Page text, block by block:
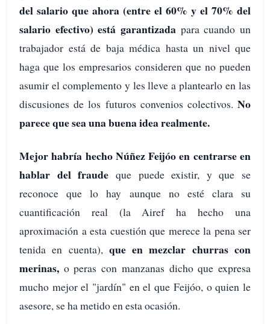
del salario que ahora (entre el 60% y el 70% del
salario efectivo) está garantizada para cuando un
trabajador está de baja médica hasta un nivel que
haga que los empresarios consideren que no pueden
asumir el complemento y les lleve a plantearlo en las
discusiones de los futuros convenios colectivos. No
parece que sea una buena idea realmente.
Mejor habría hecho Núñez Feijóo en centrarse en
hablar del fraude que puede existir, y que se
reconoce que lo hay aunque no esté clara su
cuantificación real (la Airef ha hecho una
aproximación a esta cuestión que merece la pena ser
tenida en cuenta), que en mezclar churras con
merinas, o peras con manzanas dicho que expresa
mucho mejor el "jardín" en el que Feijóo, o quien le
asesore, se ha metido en esta ocasión.